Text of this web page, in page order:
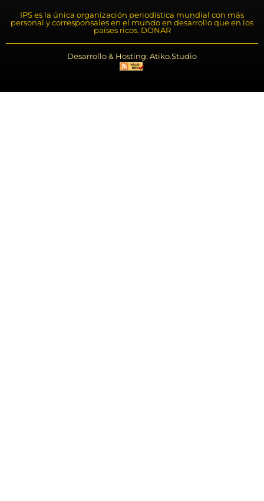
IPS es la única organización periodística mundial con más
personal y corresponsales en el mundo en desarrollo que en los
países ricos. DONAR
Desarrollo & Hosting: Atiko.Studio